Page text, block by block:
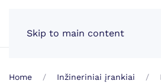
Skip to main content
Home Inžineriniai įrankiai